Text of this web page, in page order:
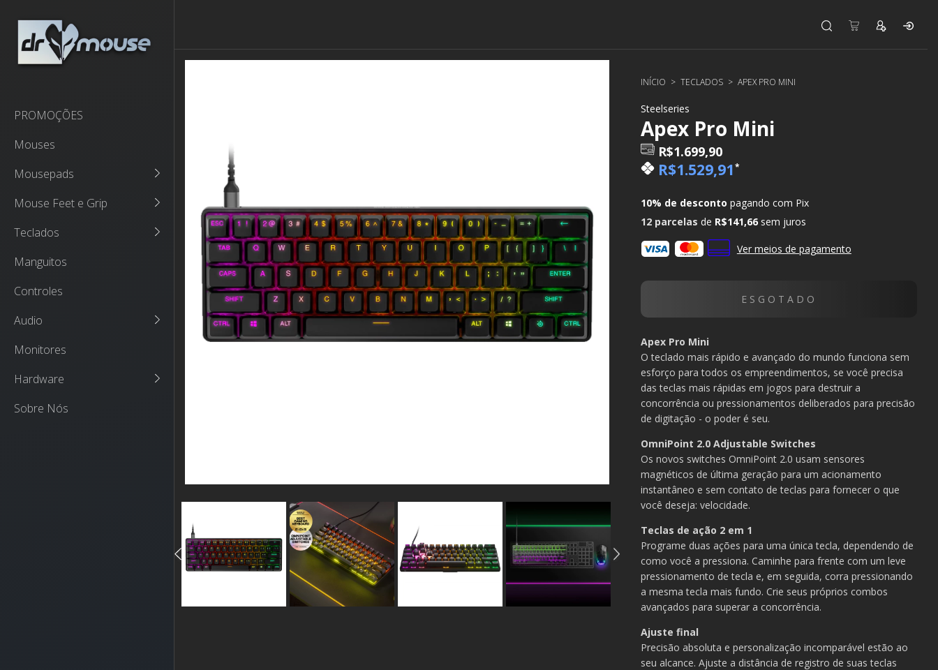
PROMOÇÕES
Mouses
Mousepads
Mouse Feet e Grip
Teclados
Manguitos
Controles
Audio
Monitores
Hardware
Sobre Nós
INÍCIO > TECLADOS > APEX PRO MINI
Steelseries
Apex Pro Mini
R$1.699,90
R$1.529,91*
10% de desconto pagando com Pix
12 parcelasde R$141,66 sem juros
Ver meios de pagamento
Apex Pro Mini
O teclado mais rápido e avançado do mundo funciona sem
esforço para todos os empreendimentos, se você precisa
das teclas mais rápidas em jogos para destruir a
concorrência ou pressionamentos deliberados para precisão
de digitação - o poder é seu.
OmniPoint 2.0 Adjustable Switches
Os novos switches OmniPoint 2.0 usam sensores
magnéticos de última geração para um acionamento
instantâneo e sem contato de teclas para fornecer o que
você deseja: velocidade.
Teclas de ação 2 em 1
Programe duas ações para uma única tecla, dependendo de
como você a pressiona. Caminhe para frente com um leve
pressionamento de tecla e, em seguida, corra pressionando
a mesma tecla mais fundo. Crie seus próprios combos
avançados para superar a concorrência.
Ajuste final
Precisão absoluta e personalização incomparável estão ao
seu alcance. Ajuste a distância de registro de suas teclas